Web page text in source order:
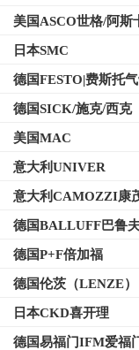
美国ASCO世格/阿斯
日本SMC
德国FESTO|费斯托
德国SICK/施克/西克
美国MAC
意大利UNIVER
意大利CAMOZZI康
德国BALLUFF巴鲁
德国P+F倍加福
德国伦茨（LENZE）
日本CKD喜开理
德国易福门IFM爱福